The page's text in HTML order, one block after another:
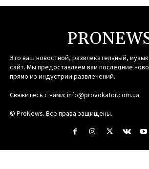
Это ваш новостной, развлекательный,
сайт. Мы предоставляем вам последние
прямо из индустрии развлечений.
Свяжитесь с нами: info@provokator.com.ua
© ProNews. Все права защищены.